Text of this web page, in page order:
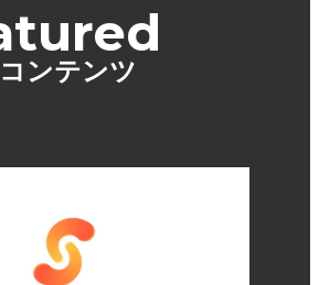
ンテンツ